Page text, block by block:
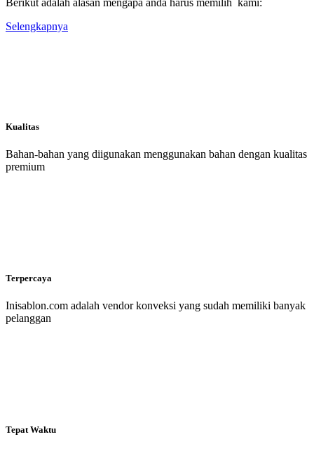
Selengkapnya
Kualitas
Bahan-bahan yang diigunakan menggunakan bahan dengan kualitas
premium
Terpercaya
Inisablon.com adalah vendor konveksi yang sudah memiliki banyak
pelanggan
Tepat Waktu